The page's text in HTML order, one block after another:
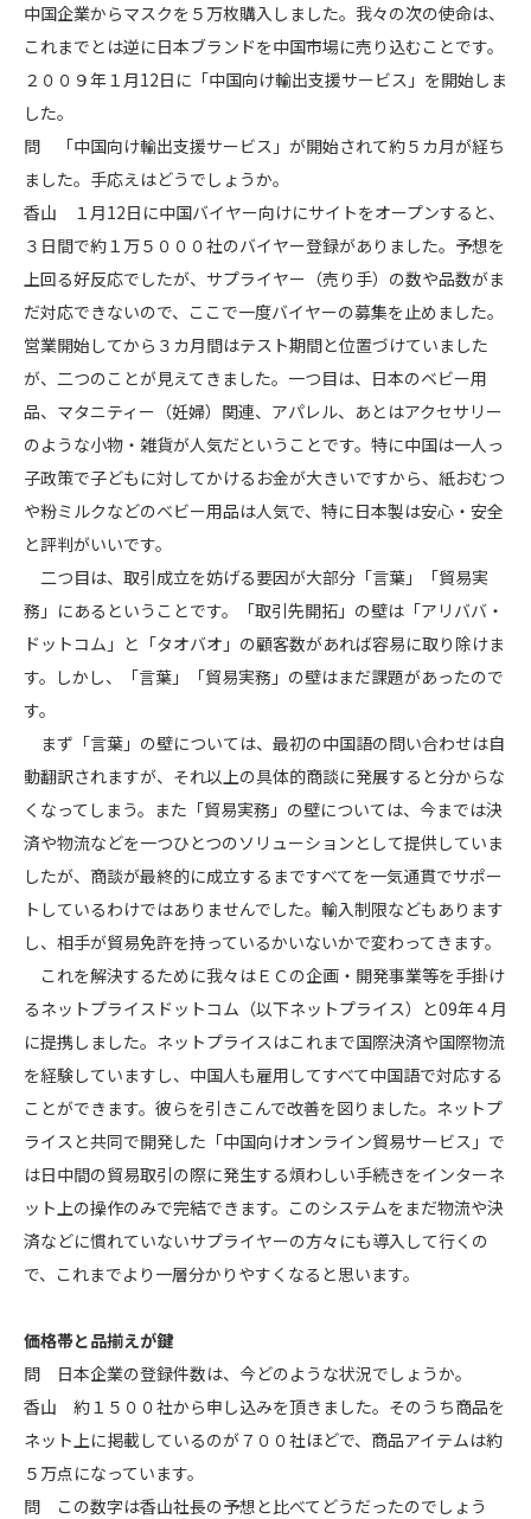
中国企業からマスクを５万枚購入しました。我々の次の使命は、
これまでとは逆に日本ブランドを中国市場に売り込むことです。
２００９年１月12日に「中国向け輸出支援サービス」を開始しま
した。
問 「中国向け輸出支援サービス」が開始されて約５カ月が経ち
ました。手応えはどうでしょうか。
香山 １月12日に中国バイヤー向けにサイトをオープンすると、
３日間で約１万５０００社のバイヤー登録がありました。予想を
上回る好反応でしたが、サプライヤー（売り手）の数や品数がま
だ対応できないので、ここで一度バイヤーの募集を止めました。
営業開始してから３カ月間はテスト期間と位置づけていました
が、二つのことが見えてきました。一つ目は、日本のベビー用
品、マタニティー（妊婦）関連、アパレル、あとはアクセサリー
のような小物・雑貨が人気だということです。特に中国は一人っ
子政策で子どもに対してかけるお金が大きいですから、紙おむつ
や粉ミルクなどのベビー用品は人気で、特に日本製は安心・安全
と評判がいいです。
二つ目は、取引成立を妨げる要因が大部分「言葉」「貿易実
務」にあるということです。「取引先開拓」の壁は「アリババ・
ドットコム」と「タオバオ」の顧客数があれば容易に取り除けま
す。しかし、「言葉」「貿易実務」の壁はまだ課題があったので
す。
まず「言葉」の壁については、最初の中国語の問い合わせは自
動翻訳されますが、それ以上の具体的商談に発展すると分からな
くなってしまう。また「貿易実務」の壁については、今までは決
済や物流などを一つひとつのソリューションとして提供していま
したが、商談が最終的に成立するまですべてを一気通貫でサポー
トしているわけではありませんでした。輸入制限などもあります
し、相手が貿易免許を持っているかいないかで変わってきます。
これを解決するために我々はＥＣの企画・開発事業等を手掛け
るネットプライスドットコム（以下ネットプライス）と09年４月
に提携しました。ネットプライスはこれまで国際決済や国際物流
を経験していますし、中国人も雇用してすべて中国語で対応する
ことができます。彼らを引きこんで改善を図りました。ネットプ
ライスと共同で開発した「中国向けオンライン貿易サービス」で
は日中間の貿易取引の際に発生する煩わしい手続きをインターネ
ット上の操作のみで完結できます。このシステムをまだ物流や決
済などに慣れていないサプライヤーの方々にも導入して行くの
で、これまでより一層分かりやすくなると思います。
価格帯と品揃えが鍵
問 日本企業の登録件数は、今どのような状況でしょうか。
香山 約１５００社から申し込みを頂きました。そのうち商品を
ネット上に掲載しているのが７００社ほどで、商品アイテムは約
５万点になっています。
問 この数字は香山社長の予想と比べてどうだったのでしょう